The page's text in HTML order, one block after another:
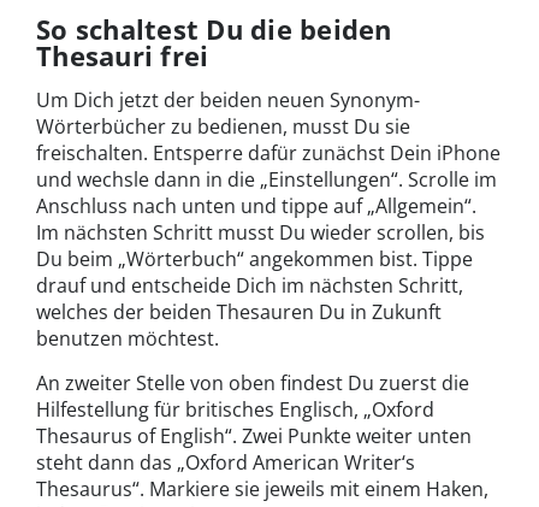
So schaltest Du die beiden
Thesauri frei
Um Dich jetzt der beiden neuen Synonym-
Wörterbücher zu bedienen, musst Du sie
freischalten. Entsperre dafür zunächst Dein iPhone
und wechsle dann in die „Einstellungen“. Scrolle im
Anschluss nach unten und tippe auf „Allgemein“.
Im nächsten Schritt musst Du wieder scrollen, bis
Du beim „Wörterbuch“ angekommen bist. Tippe
drauf und entscheide Dich im nächsten Schritt,
welches der beiden Thesauren Du in Zukunft
benutzen möchtest.
An zweiter Stelle von oben findest Du zuerst die
Hilfestellung für britisches Englisch, „Oxford
Thesaurus of English“. Zwei Punkte weiter unten
steht dann das „Oxford American Writer‘s
Thesaurus“. Markiere sie jeweils mit einem Haken,